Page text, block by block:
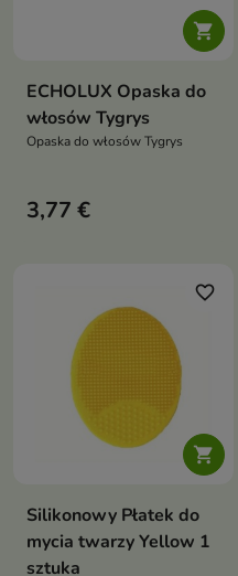

ECHOLUX Opaska do
włosów Tygrys
Opaska do włosów Tygrys
3,77 €

favorite_border
Silikonowy Płatek do
mycia twarzy Yellow 1
sztuka